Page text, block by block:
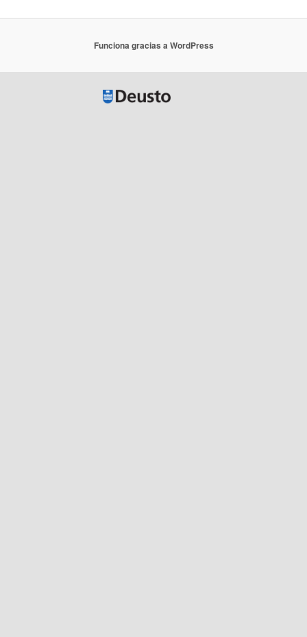
Funciona gracias a WordPress